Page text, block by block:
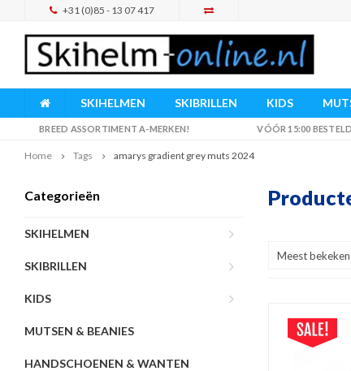
+31 (0)85 - 13 07 417
SKIHELMEN SKIBRILLEN KIDS
BREED ASSORTIMENT A-MERKEN! VÓÓR 15:00
Home Tags amarys gradient grey muts 2024
Categorieën
SKIHELMEN
SKIBRILLEN
KIDS
MUTSEN & BEANIES
HANDSCHOENEN & WANTEN
Meest bekeken